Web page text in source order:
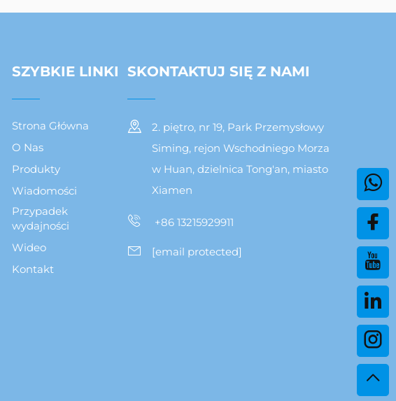
SZYBKIE LINKI
Strona Główna
O Nas
Produkty
Wiadomości
Przypadek
wydajności
Wideo
Kontakt
SKONTAKTUJ SIĘ Z NAMI
2. piętro, nr 19, Park Przemysłowy
Siming, rejon Wschodniego Morza
w Huan, dzielnica Tong'an, miasto
Xiamen
+86 13215929911
[email protected]